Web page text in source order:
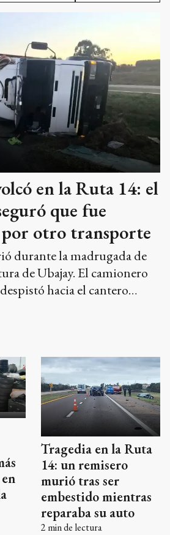
en la Ruta 14: el
que fue
por otro transporte
durante la madrugada de
de Ubajay. El camionero
hacia el cantero
terminó volcado. Pese a la
Tragedia en la Ruta
14: un remisero
murió tras ser
embestido mientras
reparaba su auto
2 min de lectura